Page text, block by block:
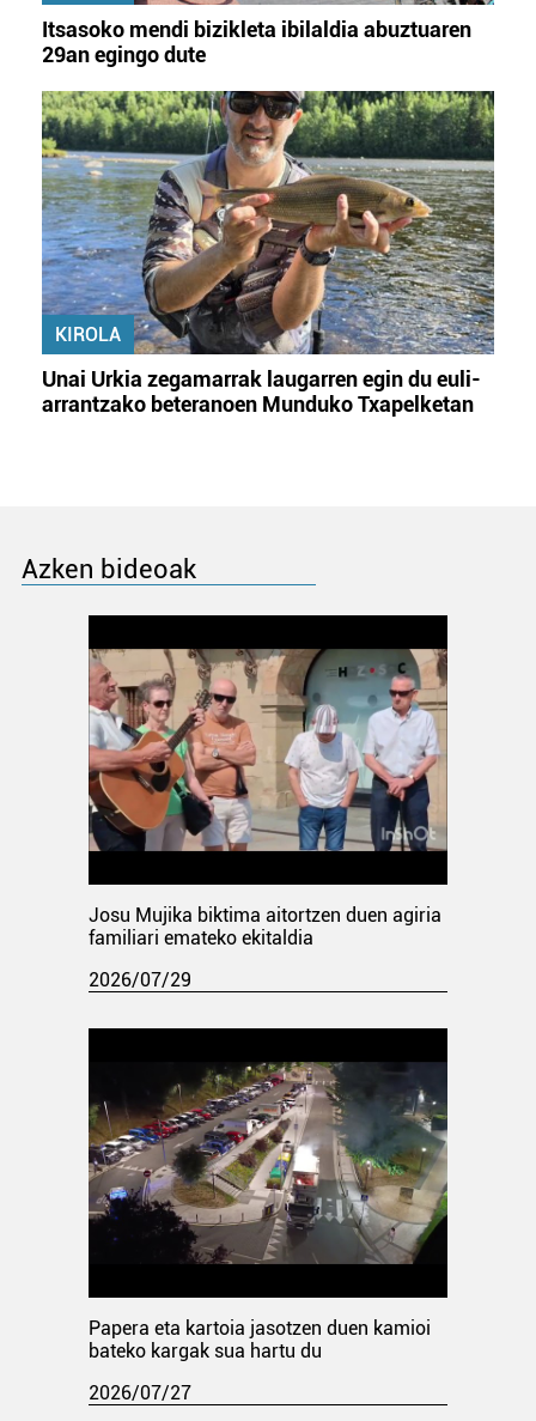
Itsasoko mendi bizikleta ibilaldia abuztuaren
29an egingo dute
KIROLA
Unai Urkia zegamarrak laugarren egin du euli-
arrantzako beteranoen Munduko Txapelketan
Azken bideoak
Josu Mujika biktima aitortzen duen agiria
familiari emateko ekitaldia
2026/07/29
Papera eta kartoia jasotzen duen kamioi
bateko kargak sua hartu du
2026/07/27